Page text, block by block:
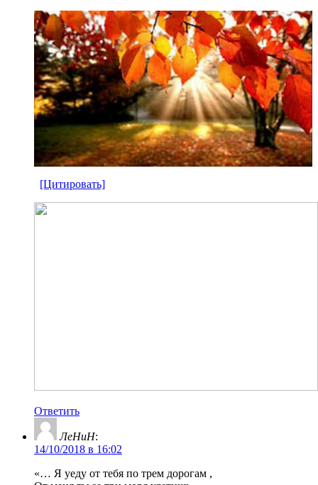
[Цитировать]
Ответить
ЛеНиН:
14/10/2018 в 16:02
«… Я уеду от тебя по трем дорогам ,